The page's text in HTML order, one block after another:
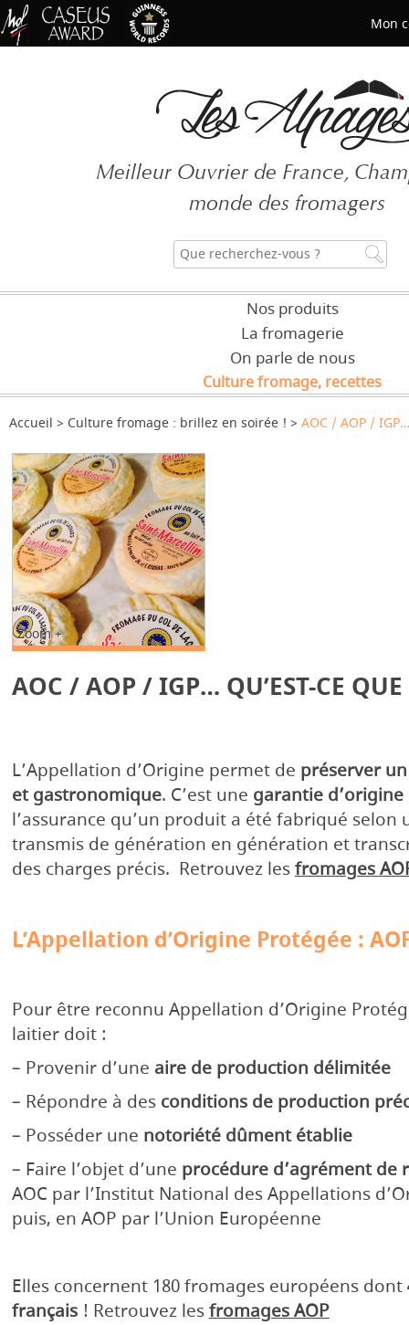
Meilleur Ouvrier de France,
monde des fromagers
Nos produits
La fromagerie
On parle de nous
Culture fromage, recettes
Accueil Culture fromage : brillez en soirée ! AOC / AOP /
Zoom +
AOC / AOP / IGP… QU’EST-CE QUE
L’Appellation d’Origine permet de préserver
et gastronomique. C’est une garantie
l’assurance qu’un produit a été fabriqué selon
transmis de génération en génération et
des charges précis. Retrouvez lesfromages
L’Appellation d’Origine Protégée :
Pour être reconnu Appellation d’Origine
laitier doit :
– Provenir d’une aire de production délimitée
– Répondre à des conditions de production
– Posséder une notoriété dûment établie
– Faire l’objet d’une procédure d’agrément de
AOC par l’Institut National des Appellations
puis, en AOP par l’Union Européenne
Elles concernent 180 fromages européens dont
français! Retrouvez lesfromages AOP
Mon
Mot de passe oublié ?
CRÉER UN